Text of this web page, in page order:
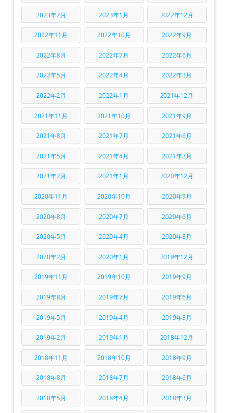
2023年2月 2023年1月 2022年12月
2022年11月 2022年10月 2022年9月
2022年8月 2022年7月 2022年6月
2022年5月 2022年4月 2022年3月
2022年2月 2022年1月 2021年12月
2021年11月 2021年10月 2021年9月
2021年8月 2021年7月 2021年6月
2021年5月 2021年4月 2021年3月
2021年2月 2021年1月 2020年12月
2020年11月 2020年10月 2020年9月
2020年8月 2020年7月 2020年6月
2020年5月 2020年4月 2020年3月
2020年2月 2020年1月 2019年12月
2019年11月 2019年10月 2019年9月
2019年8月 2019年7月 2019年6月
2019年5月 2019年4月 2019年3月
2019年2月 2019年1月 2018年12月
2018年11月 2018年10月 2018年9月
2018年8月 2018年7月 2018年6月
2018年5月 2018年4月 2018年3月